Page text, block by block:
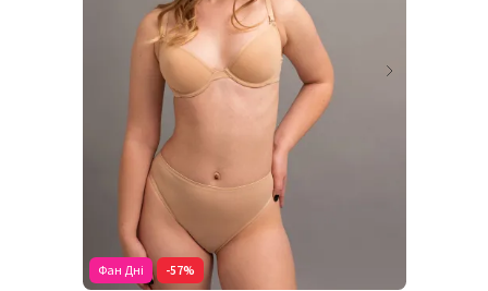
Фан Дні -57%